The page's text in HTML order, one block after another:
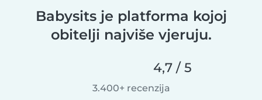
Babysits je platforma kojoj
obitelji najviše vjeruju.
4,7 / 5
3.400+ recenzija